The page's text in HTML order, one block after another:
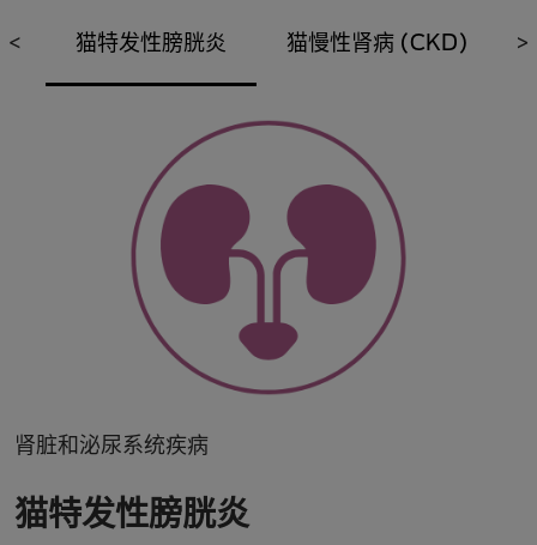
< >
猫特发性膀胱炎 猫慢性肾病 (CKD)
肾脏和泌尿系统疾病
猫特发性膀胱炎